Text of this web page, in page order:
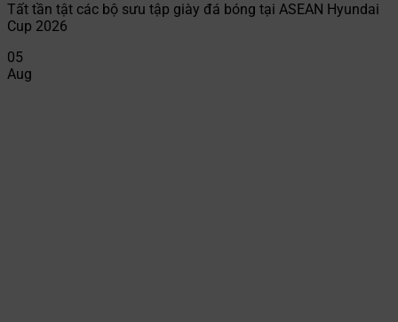
Tất tần tật các bộ sưu tập giày đá bóng tại ASEAN Hyundai
Cup 2026
05
Aug